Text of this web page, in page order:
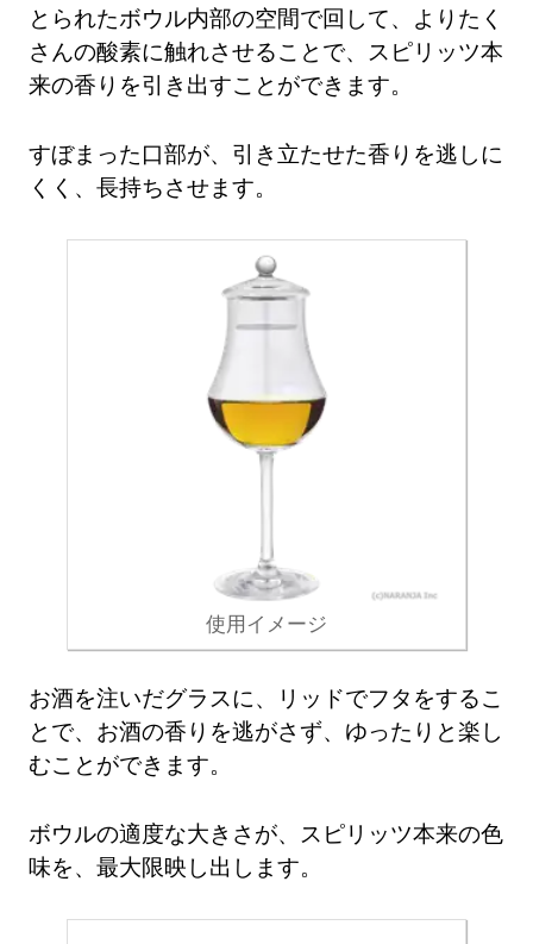
とられたボウル内部の空間で回して、よりたく
さんの酸素に触れさせることで、スピリッツ本
来の香りを引き出すことができます。
すぼまった口部が、引き立たせた香りを逃しに
くく、長持ちさせます。
使用イメージ
お酒を注いだグラスに、リッドでフタをするこ
とで、お酒の香りを逃がさず、ゆったりと楽し
むことができます。
ボウルの適度な大きさが、スピリッツ本来の色
味を、最大限映し出します。